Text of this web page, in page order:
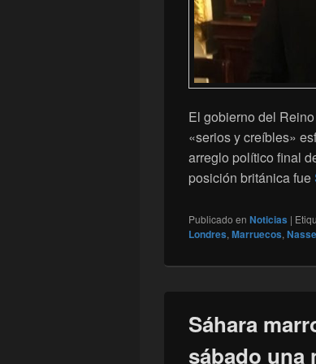
El gobierno del
«serios y creíbles»
arreglo político final
posición británica fue
Publicado en Noticias |
Londres, Marruecos,
Sáhara
sábado una